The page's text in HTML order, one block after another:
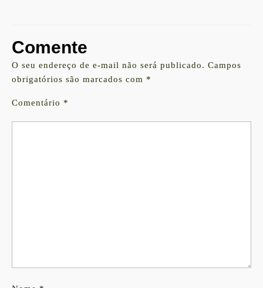
Comente
O seu endereço de e-mail não será publicado. Campos
obrigatórios são marcados com *
Comentário *